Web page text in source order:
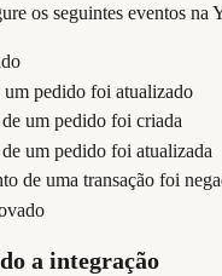
os seguintes eventos na
um pedido foi atualizado
um pedido foi criada
um pedido foi atualizada
de uma transação foi
a integração